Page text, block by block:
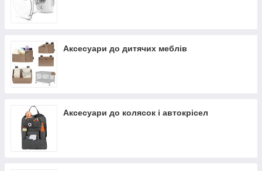
Аксесуари до дитячих меблів
Аксесуари до колясок і автокрісел